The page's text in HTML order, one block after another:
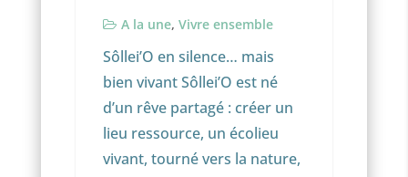
A la une,Vivre ensemble
Sôllei’O en silence… mais
bien vivant Sôllei’O est né
d’un rêve partagé : créer un
lieu ressource, un écolieu
vivant, tourné vers la nature,